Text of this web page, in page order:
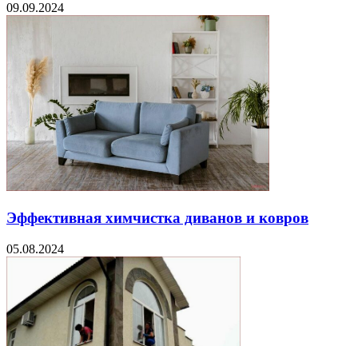
09.09.2024
Эффективная химчистка диванов и ковров
05.08.2024